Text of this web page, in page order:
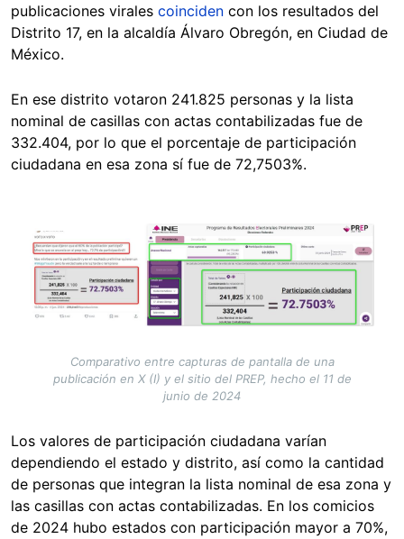
publicaciones virales coinciden con los resultados del
Distrito 17, en la alcaldía Álvaro Obregón, en Ciudad de
México.
En ese distrito votaron 241.825 personas y la lista
nominal de casillas con actas contabilizadas fue de
332.404, por lo que el porcentaje de participación
ciudadana en esa zona sí fue de 72,7503%.
Image
Comparativo entre capturas de pantalla de una
publicación en X (I) y el sitio del PREP, hecho el 11 de
junio de 2024
Los valores de participación ciudadana varían
dependiendo el estado y distrito, así como la cantidad
de personas que integran la lista nominal de esa zona y
las casillas con actas contabilizadas. En los comicios
de 2024 hubo estados con participación mayor a 70%,